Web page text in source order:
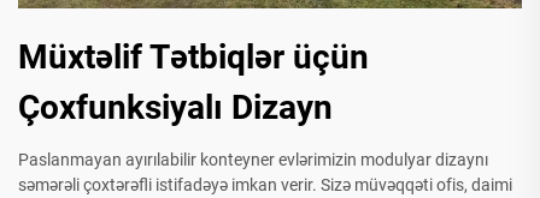
Müxtəlif Tətbiqlər üçün
Çoxfunksiyalı Dizayn
Paslanmayan ayırılabilir konteyner evlərimizin modulyar dizaynı
səmərəli çoxtərəfli istifadəyə imkan verir. Sizə müvəqqəti ofis, daimi